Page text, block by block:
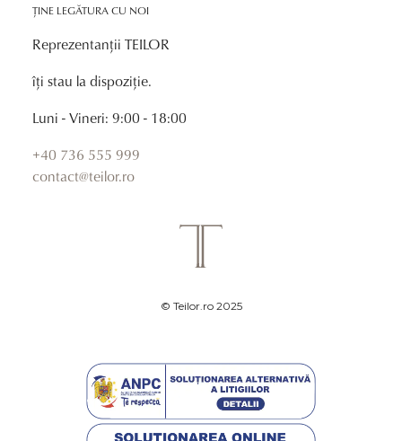
ȚINE LEGĂTURA CU NOI
Reprezentanții TEILOR
îți stau la dispoziție.
Luni - Vineri: 9:00 - 18:00
+40 736 555 999
contact@teilor.ro
© Teilor.ro 2025